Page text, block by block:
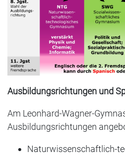
Ausbildungsrichtungen und
Am Leonhard-Wagner-
Ausbildungsrichtungen
Naturwissenschaftlich-